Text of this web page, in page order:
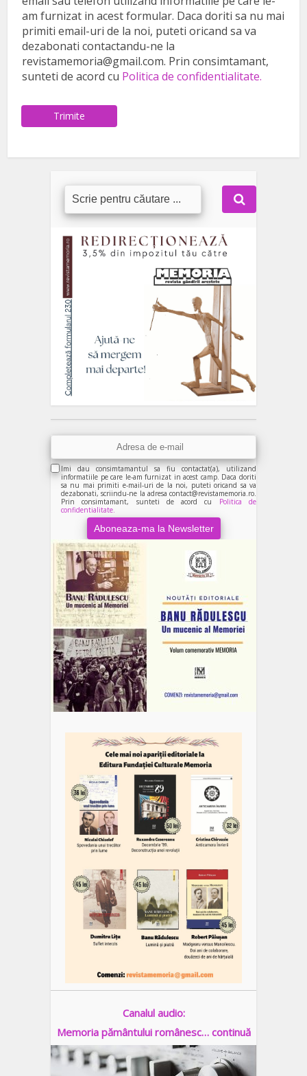
am furnizat in acest formular. Daca doriti sa nu mai
primiti email-uri de la noi, puteti oricand sa va
dezabonati contactandu-ne la
revistamemoria@gmail.com. Prin consimtamant,
sunteti de acord cu Politica de confidentialitate.
Trimite
Imi dau consimtamantul sa fiu contactat(a), utilizand
informatiile pe care le-am furnizat in acest camp. Daca doriti
sa nu mai primiti e-mail-uri de la noi, puteti oricand sa va
dezabonati, scriindu-ne la adresa contact@revistamemoria.ro.
Prin consimtamant, sunteti de acord cu Politica de
confidentialitate.
Canalul audio:
Memoria pământului românesc… continuă